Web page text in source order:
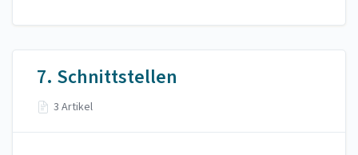
7. Schnittstellen
3 Artikel